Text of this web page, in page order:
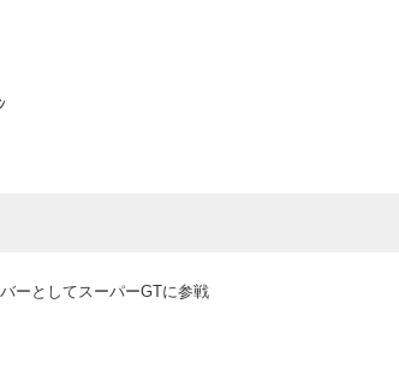
ーとしてスーパーGTに参戦